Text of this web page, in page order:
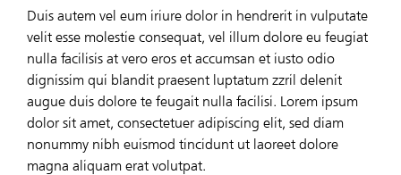
Duis autem vel eum iriure dolor in hendrerit in vulputate
velit esse molestie consequat, vel illum dolore eu feugiat
nulla facilisis at vero eros et accumsan et iusto odio
dignissim qui blandit praesent luptatum zzril delenit
augue duis dolore te feugait nulla facilisi. Lorem ipsum
dolor sit amet, consectetuer adipiscing elit, sed diam
nonummy nibh euismod tincidunt ut laoreet dolore
magna aliquam erat volutpat.